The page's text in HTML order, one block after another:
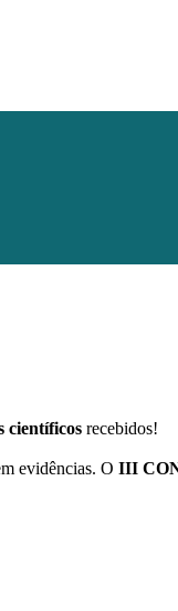
científicos recebidos!
evidências. O III